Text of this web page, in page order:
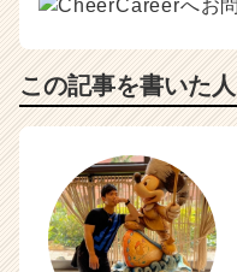
この記事を書いた人